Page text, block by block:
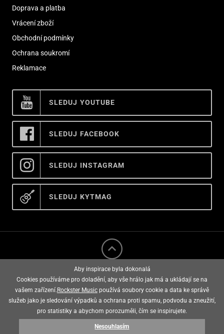
Doprava a platba
Vrácení zboží
Obchodní podmínky
Ochrana soukromí
Reklamace
SLEDUJ YOUTUBE
SLEDUJ FACEBOOK
SLEDUJ INSTAGRAM
SLEDUJ KYTMAG
rockster music © 2008 - 2026
E-shop vytvořila
Aby inspirace byla dokonalá
Cookies používáme pro doladění, aby vše hrálo jak má a ukládají se na
vašem zařízení. Rockster Music používá soubory cookie a data ke správě
služeb jako je sledování výpadků a ochrana proti spamu, podvodu a zneužití,
pro statistiky a abychom porozuměli, čím se inspirujete.
Nesouhlasím